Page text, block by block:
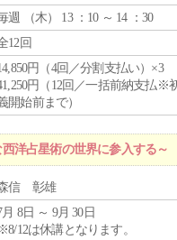
週 （木） 13 ：10 ～ 14 ：30
12回
円（4回／分割支払い）×3
円（12回／一括前納支払※
開始前まで）
洋占星術の世界に参入する～
信 彰雄
月 8日 ～ 9月 30日
12は休講となります。